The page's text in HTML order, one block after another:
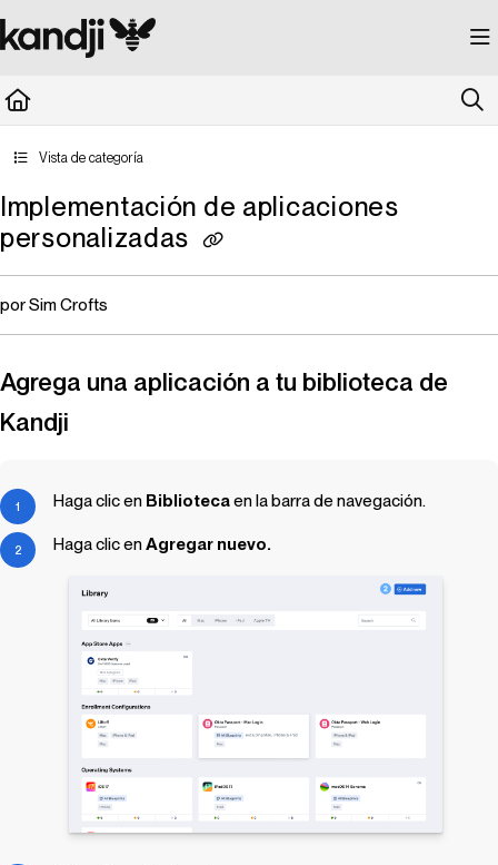
Documentation Index
Fetch the complete documentation index at: https://kandji.document360.io/
Vista de categoría
Implementación de aplicaciones
personalizadas
por Sim Crofts
Agrega una aplicación a tu biblioteca de
Kandji
Haga clic en Bibliotecaen la barra de navegación.
Haga clic enAgregar nuevo.